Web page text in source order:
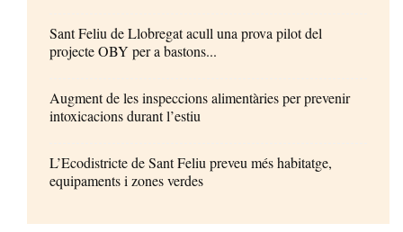
Sant Feliu de Llobregat acull una prova pilot del
projecte OBY per a bastons...
Augment de les inspeccions alimentàries per prevenir
intoxicacions durant l’estiu
L’Ecodistricte de Sant Feliu preveu més habitatge,
equipaments i zones verdes